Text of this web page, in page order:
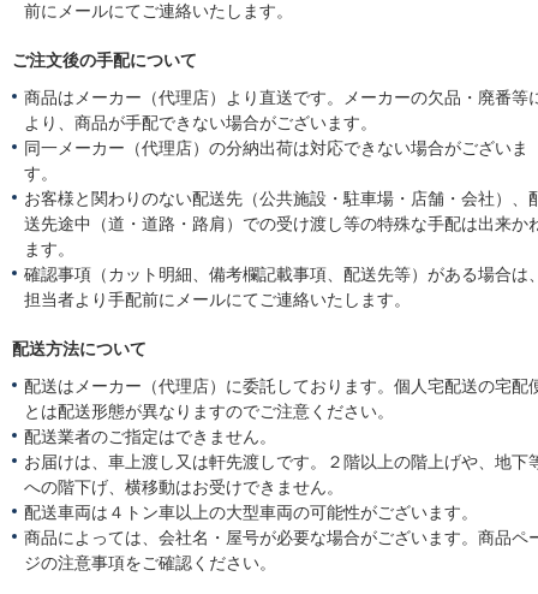
前にメールにてご連絡いたします。
ご注文後の手配について
商品はメーカー（代理店）より直送です。メーカーの欠品・廃番等
より、商品が手配できない場合がございます。
同一メーカー（代理店）の分納出荷は対応できない場合がございま
す。
お客様と関わりのない配送先（公共施設・駐車場・店舗・会社）、
送先途中（道・道路・路肩）での受け渡し等の特殊な手配は出来か
ます。
確認事項（カット明細、備考欄記載事項、配送先等）がある場合は
担当者より手配前にメールにてご連絡いたします。
配送方法について
配送はメーカー（代理店）に委託しております。個人宅配送の宅配
とは配送形態が異なりますのでご注意ください。
配送業者のご指定はできません。
お届けは、車上渡し又は軒先渡しです。２階以上の階上げや、地下
への階下げ、横移動はお受けできません。
配送車両は４トン車以上の大型車両の可能性がございます。
商品によっては、会社名・屋号が必要な場合がございます。商品ペ
ジの注意事項をご確認ください。